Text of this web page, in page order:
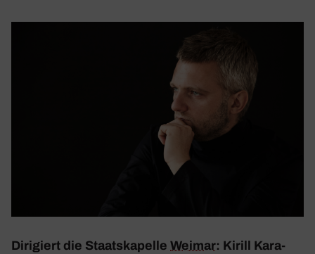
Diri­giert die Staats­ka­pelle Weimar: Kirill Kara­